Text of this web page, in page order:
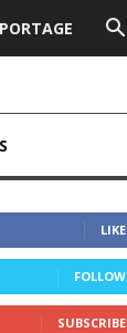
LIKE
FOLLOW
SUBSCRIBE